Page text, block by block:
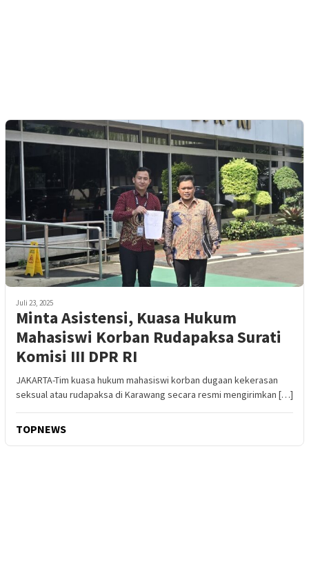
Juli 23, 2025
Minta Asistensi, Kuasa Hukum
Mahasiswi Korban Rudapaksa Surati
Komisi III DPR RI
JAKARTA-Tim kuasa hukum mahasiswi korban dugaan kekerasan
seksual atau rudapaksa di Karawang secara resmi mengirimkan […]
TOPNEWS